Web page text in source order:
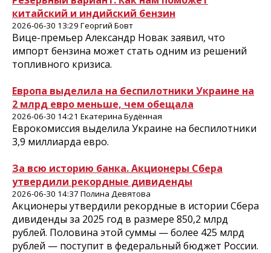
китайский и индийский бензин
2026-06-30 13:29 Георгий Бовт
Вице-премьер Александр Новак заявил, что
импорт бензина может стать одним из решений
топливного кризиса.
Европа выделила на беспилотники Украине на
2 млрд евро меньше, чем обещала
2026-06-30 14:21 Екатерина Будённая
Еврокомиссия выделила Украине на беспилотники
3,9 миллиарда евро.
За всю историю банка. Акционеры Сбера
утвердили рекордные дивиденды
2026-06-30 14:37 Полина Девятова
Акционеры утвердили рекордные в истории Сбера
дивиденды за 2025 год в размере 850,2 млрд
рублей. Половина этой суммы — более 425 млрд
рублей — поступит в федеральный бюджет России.